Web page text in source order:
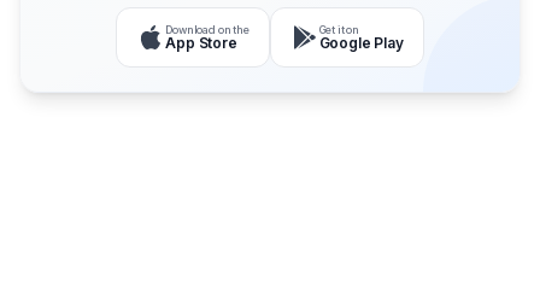
Download on the
App Store
Get it on
Google Play